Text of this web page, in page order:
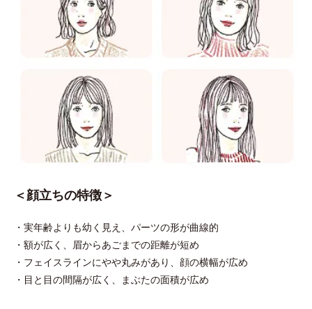
＜顔立ちの特徴＞
・実年齢よりも幼く見え、パーツの形が曲線的
・額が広く、眉からあごまでの距離が短め
・フェイスラインにやや丸みがあり、顔の横幅が広め
・目と目の間隔が広く、まぶたの面積が広め